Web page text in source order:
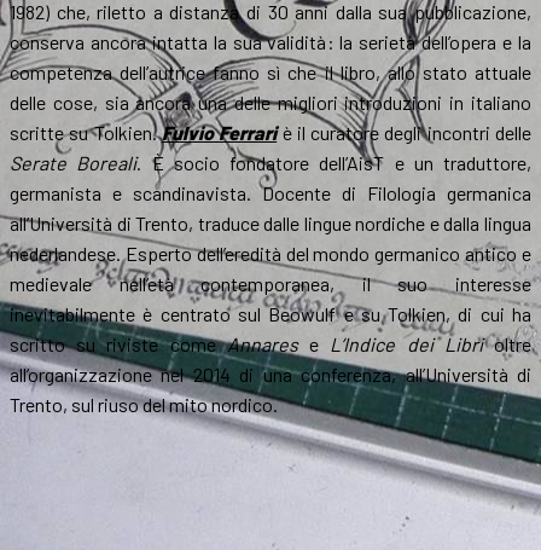
1982) che, riletto a distanza di 30 anni dalla sua pubblicazione,
conserva ancora intatta la sua validità: la serietà dell’opera e la
competenza dell’autrice fanno sì che il libro, allo stato attuale
delle cose, sia ancora una delle migliori introduzioni in italiano
scritte su Tolkien.Fulvio Ferrariè il curatore degli incontri delle
Serate Boreali. È socio fondatore dell’AisT e un traduttore,
germanista e scandinavista. Docente di Filologia germanica
all’Università di Trento, traduce dalle lingue nordiche e dalla lingua
nederlandese. Esperto dell’eredità del mondo germanico antico e
medievale nell’età contemporanea, il suo interesse
inevitabilmente è centrato sul Beowulf e su Tolkien, di cui ha
scritto su riviste comeAnnarese L’Indice dei Librioltre
all’organizzazione nel 2014 di una conferenza, all’Università di
Trento, sul riuso del mito nordico.